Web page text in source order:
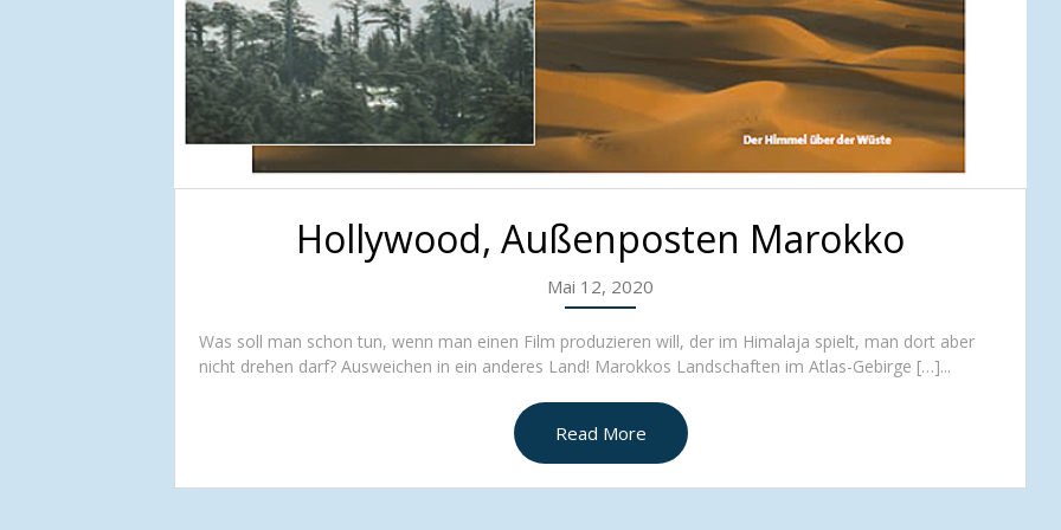
Hollywood, Außenposten Marokko
Mai 12, 2020
Was soll man schon tun, wenn man einen Film produzieren will, der im Himalaja spielt, man dort aber
nicht drehen darf? Ausweichen in ein anderes Land! Marokkos Landschaften im Atlas-Gebirge […]...
Read More